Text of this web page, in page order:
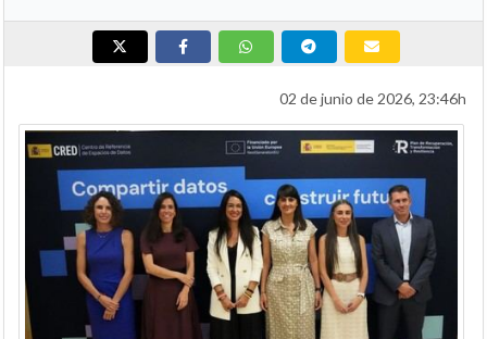
02 de junio de 2026, 23:46h